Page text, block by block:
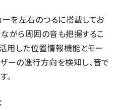
ーを左右のつるに搭載してお
ながら周囲の音も把握するこ
活用した位置情報機能とモー
ーの進行方向を検知し、音で
。